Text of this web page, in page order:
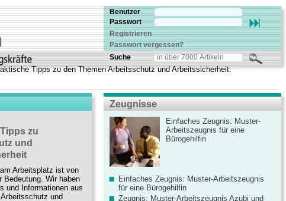
Benutzer
Passwort
Registrieren
Passwort vergessen?
Suche
Tipps zu den Themen Arbeitsschutz und Arbeitssicherheit:
zu
und
Arbeitsplatz ist von
Bedeutung. Wir haben
und Informationen aus
und
Zeugnisse
Einfaches Zeugnis: Muster-
Arbeitszeugnis für eine
Bürogehilfin
Einfaches Zeugnis: Muster-Arbeitszeugnis
für eine Bürogehilfin
Zeugnis: Muster-Arbeitszeugnis Azubi und